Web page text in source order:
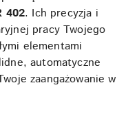
402. Ich precyzja i
pracy Twojego
elementami
automatyczne
zaangażowanie w